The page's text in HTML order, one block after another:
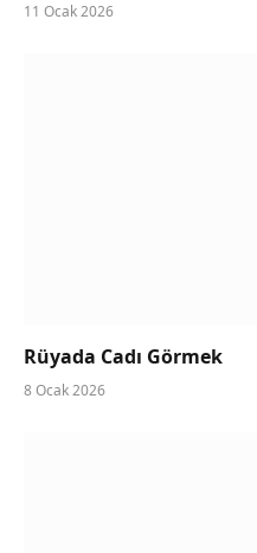
11 Ocak 2026
Rüyada Cadı Görmek
8 Ocak 2026